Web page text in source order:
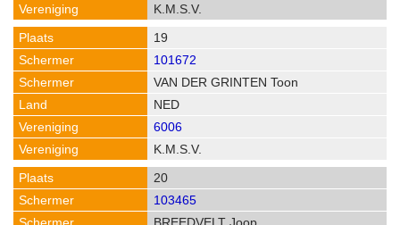
K.M.S.V.
19
101672
VAN DER GRINTEN Toon
NED
6006
K.M.S.V.
20
103465